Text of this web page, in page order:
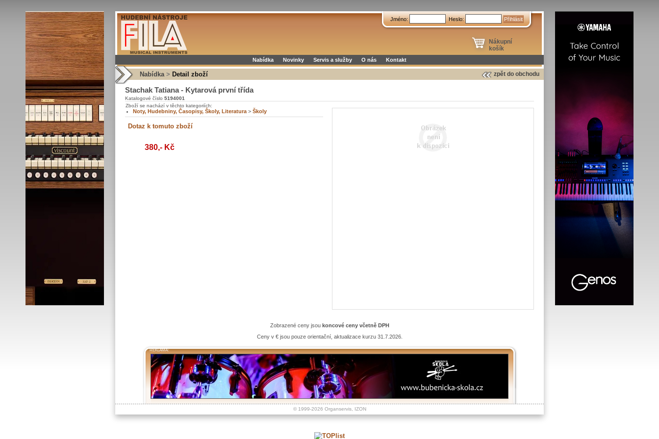
Nákupní
košík
Jméno: Heslo:
Nabídka Novinky Servis a služby O nás Kontakt
Nabídka > Detail zboží zpět do obchodu
Stachak Tatiana - Kytarová první třída
Katalogové číslo 5194001
Zboží se nachází v těchto kategoriích:
Noty, Hudebniny, Časopisy, Školy, Literatura > Školy
380,- Kč
Zobrazené ceny jsou koncové ceny včetně DPH
Ceny v € jsou pouze orientační, aktualizace kurzu 31.7.2026.
REKLAMA:
© 1999-2026 Organservis, IZON